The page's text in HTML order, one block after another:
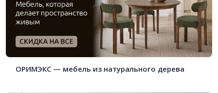
ОРИМЭКС — мебель из натурального дерева